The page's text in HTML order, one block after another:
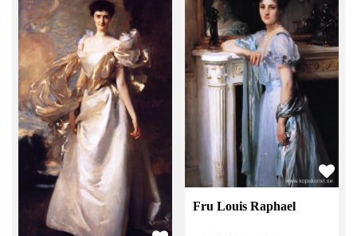
Fru Louis Raphael